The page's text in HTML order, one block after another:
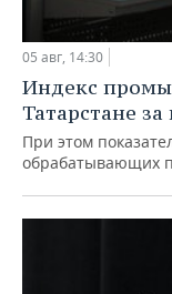
05 авг, 14:30
Индекс
Татарстане
При этом
обрабатывающих